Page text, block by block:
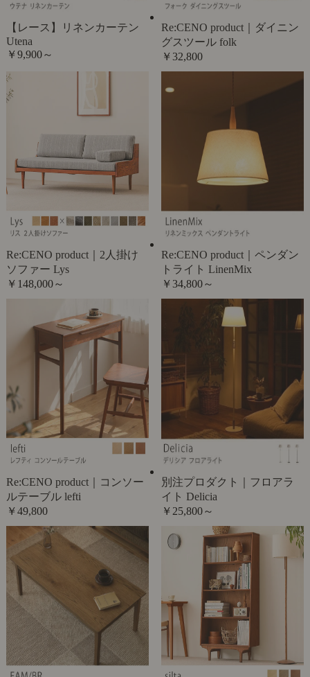
【レース】リネンカーテン
Utena
￥9,900～
Re:CENO product｜ダイニン
グスツール folk
￥32,800
Re:CENO product｜2人掛け
ソファー Lys
￥148,000～
Re:CENO product｜ペンダン
トライト LinenMix
￥34,800～
Re:CENO product｜コンソー
ルテーブル lefti
￥49,800
別注プロダクト｜フロアラ
イト Delicia
￥25,800～